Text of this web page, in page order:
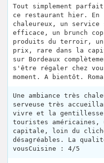
Tout simplement
ce restaurant hier. En
chaleureux, un
efficace, un brunch
produits du terroir,
prix, rare dans la
sur Bordeaux
s'être régaler chez
moment. A bientôt.
Une ambiance très
serveuse très
vivre et la gentillesse.
touristes américaines,
capitale, loin du
désagréables. La
vousCuisine : 4/5